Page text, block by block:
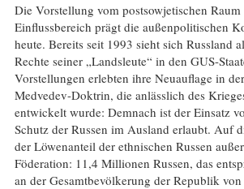
Die Vorstellung vom postsowjetischen Raum
Einflussbereich prägt die außenpolitischen
heute. Bereits seit 1993 sieht sich Russland
Rechte seiner „Landsleute“ in den GUS-
Vorstellungen erlebten ihre Neuauflage in
Medvedev-Doktrin, die anlässlich des
entwickelt wurde: Demnach ist der Einsatz
Schutz der Russen im Ausland erlaubt. Auf
der Löwenanteil der ethnischen Russen
Föderation: 11,4 Millionen Russen, das
an der Gesamtbevölkerung der Republik